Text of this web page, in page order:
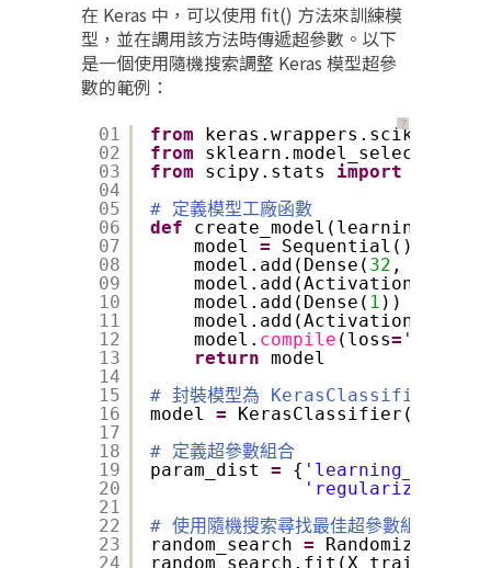
在 Keras 中，可以使用 fit() 方法來訓練模
型，並在調用該方法時傳遞超參數。以下
是一個使用隨機搜索調整 Keras 模型超參
數的範例：
？
01
02
03
04
05
06
07
08
09
10
11
12
13
14
15
16
17
18
19
20
21
22
23
24
from
from
sklearn.model_selection
from
scipy.stats import
# 定義模型工廠函數
def
create_model(learning_rate
model =
Sequential()
model.add(Dense( 32 ,
model.add(Activation(
model.add(Dense( 1 ))
model.add(Activation(
model. compile (loss=
return model
# 封裝模型為 KerasClassifier
model =
# 定義超參數組合
param_dist = { 'learning_rate'
# 使用隨機搜索尋找最佳超參數組合
random_search =
random_search.fit(X_train,